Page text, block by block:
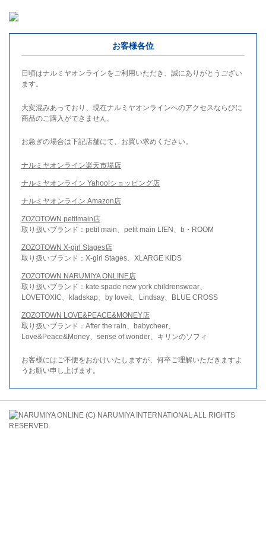
お客様各位
日頃はナルミヤオンラインをご利用いただき、誠にありがとうござい
ます。
大変混みあっており、現在ナルミヤオンラインへのアクセスならびに
商品のご購入ができません。
お急ぎの場合は下記店舗にて、お買い求めください。
ナルミヤオンライン楽天市場店
ナルミヤオンライン Yahoo!ショッピング店
ナルミヤオンライン Amazon店
ZOZOTOWN petitmain店
取り扱いブランド：petit main、petit main LIEN、b・ROOM
ZOZOTOWN X-girl Stages店
取り扱いブランド：X-girl Stages、XLARGE KIDS
ZOZOTOWN NARUMIYA ONLINE店
取り扱いブランド：kate spade new york childrenswear、
LOVETOXIC、kladskap、by loveit、Lindsay、BLUE CROSS
ZOZOTOWN LOVE&PEACE&MONEY店
取り扱いブランド：After the rain、babycheer、
Love&Peace&Money、sense of wonder、キリンのソフィ
お客様にはご不便をおかけいたしますが、何卒ご理解いただきますよ
うお願い申し上げます。